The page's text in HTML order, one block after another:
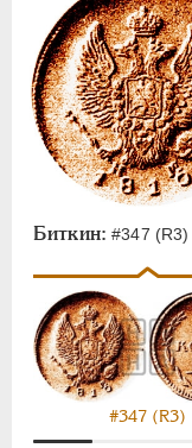
Биткин: #347 (R3)
#347 (R3)